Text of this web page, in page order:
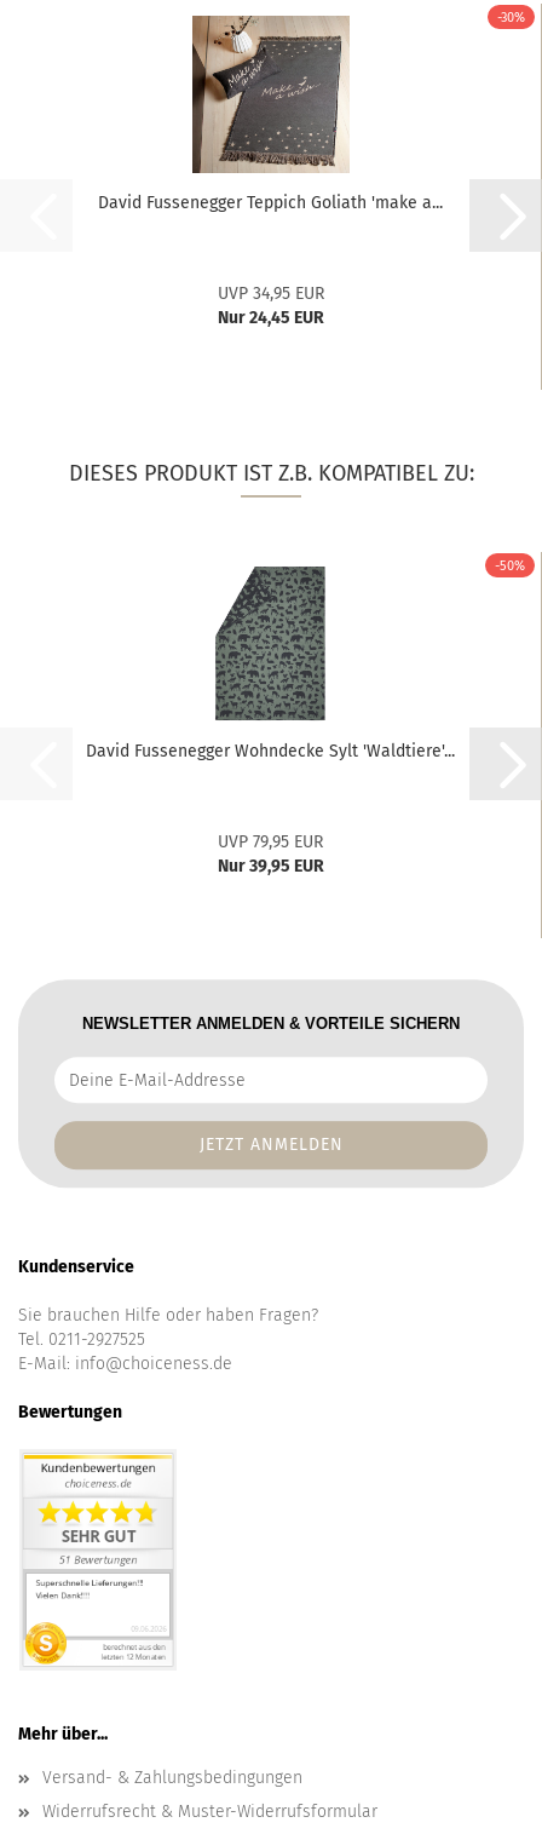
-30%
David Fussenegger Teppich Goliath 'make a...
UVP 34,95 EUR
Nur 24,45 EUR
DIESES PRODUKT IST Z.B. KOMPATIBEL ZU:
-50%
David Fussenegger Wohndecke Sylt 'Waldtiere'...
UVP 79,95 EUR
Nur 39,95 EUR
NEWSLETTER ANMELDEN & VORTEILE SICHERN
Deine
E-
Addresse
Kundenservice
Sie brauchen Hilfe oder haben Fragen?
Tel. 0211-2927525
E-Mail: info@choiceness.de
Bewertungen
Mehr über...
Versand- & Zahlungsbedingungen
Widerrufsrecht & Muster-Widerrufsformular